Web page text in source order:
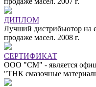
ДИПЛОМ
Лучший дистрибьютор на
продаже масел. 2008 г.
СЕРТИФИКАТ
ООО "СМ" - является
"ТНК смазочные